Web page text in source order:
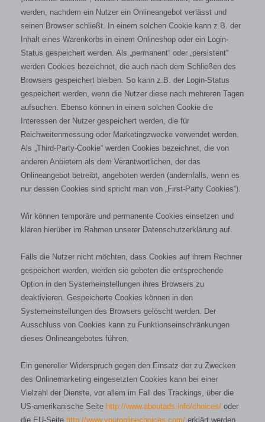
werden, nachdem ein Nutzer ein Onlineangebot verlässt und
seinen Browser schließt. In einem solchen Cookie kann z.B. der
Inhalt eines Warenkorbs in einem Onlineshop oder ein Login-
Status gespeichert werden. Als „permanent“ oder „persistent“
werden Cookies bezeichnet, die auch nach dem Schließen des
Browsers gespeichert bleiben. So kann z.B. der Login-Status
gespeichert werden, wenn die Nutzer diese nach mehreren Tagen
aufsuchen. Ebenso können in einem solchen Cookie die
Interessen der Nutzer gespeichert werden, die für
Reichweitenmessung oder Marketingzwecke verwendet werden.
Als „Third-Party-Cookie“ werden Cookies bezeichnet, die von
anderen Anbietern als dem Verantwortlichen, der das
Onlineangebot betreibt, angeboten werden (andernfalls, wenn es
nur dessen Cookies sind spricht man von „First-Party Cookies“).
Wir können temporäre und permanente Cookies einsetzen und
klären hierüber im Rahmen unserer Datenschutzerklärung auf.
Falls die Nutzer nicht möchten, dass Cookies auf ihrem Rechner
gespeichert werden, werden sie gebeten die entsprechende
Option in den Systemeinstellungen ihres Browsers zu
deaktivieren. Gespeicherte Cookies können in den
Systemeinstellungen des Browsers gelöscht werden. Der
Ausschluss von Cookies kann zu Funktionseinschränkungen
dieses Onlineangebotes führen.
Ein genereller Widerspruch gegen den Einsatz der zu Zwecken
des Onlinemarketing eingesetzten Cookies kann bei einer
Vielzahl der Dienste, vor allem im Fall des Trackings, über die
US-amerikanische Seite http://www.aboutads.info/choices/ oder
die EU-Seite http://www.youronlinechoices.com/ erklärt werden.